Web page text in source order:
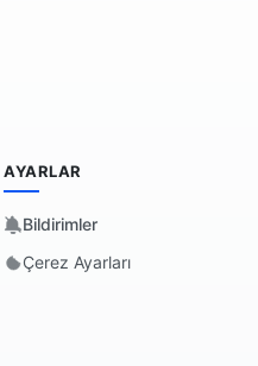
AYARLAR
Bildirimler
Çerez Ayarları